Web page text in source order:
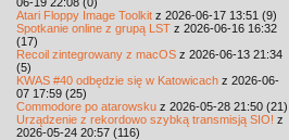
Atari Floppy Image Toolkit z 2026-06-17 13:51 (9)
Spotkanie online z grupą LST z 2026-06-16 16:32
(17)
Recoil zintegrowany z macOS z 2026-06-13 21:34
(5)
KWAS #40 odbędzie się w Katowicach z 2026-06-
07 17:59 (25)
Commodore po atarowsku z 2026-05-28 21:50 (21)
Urządzenie z rekordowo szybką transmisją SIO! z
2026-05-24 20:57 (116)